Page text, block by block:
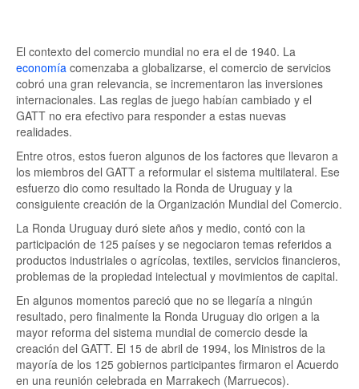
El contexto del comercio mundial no era el de 1940. La
economía comenzaba a globalizarse, el comercio de servicios
cobró una gran relevancia, se incrementaron las inversiones
internacionales. Las reglas de juego habían cambiado y el
GATT no era efectivo para responder a estas nuevas
realidades.
Entre otros, estos fueron algunos de los factores que llevaron a
los miembros del GATT a reformular el sistema multilateral. Ese
esfuerzo dio como resultado la Ronda de Uruguay y la
consiguiente creación de la Organización Mundial del Comercio.
La Ronda Uruguay duró siete años y medio, contó con la
participación de 125 países y se negociaron temas referidos a
productos industriales o agrícolas, textiles, servicios financieros,
problemas de la propiedad intelectual y movimientos de capital.
En algunos momentos pareció que no se llegaría a ningún
resultado, pero finalmente la Ronda Uruguay dio origen a la
mayor reforma del sistema mundial de comercio desde la
creación del GATT. El 15 de abril de 1994, los Ministros de la
mayoría de los 125 gobiernos participantes firmaron el Acuerdo
en una reunión celebrada en Marrakech (Marruecos).